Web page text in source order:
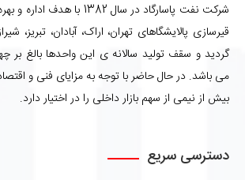
شرکت نفت پاسارگاد در سال
قیرسازی پالایشگاهای تهران، اراک، آبادان، تبریز،
گردید و سقف تولید سالانه ی این واحدها بالغ بر
می باشد. در حال حاضر با توجه به مزایای فنی و
بیش از نیمی از سهم بازار داخلی را در اختیار دارد.
دسترسی سریع